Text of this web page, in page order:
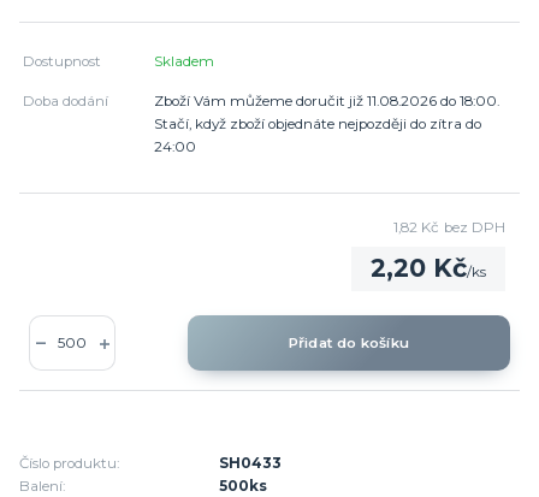
Dostupnost Skladem
Doba dodání
Zboží Vám můžeme doručit již 11.08.2026 do 18:00.
Stačí, když zboží objednáte nejpozději do zítra do
24:00
2,20 Kč/ks
1,82 Kč bez DPH
Přidat do košíku
Číslo produktu:
SH0433
Balení:
500ks